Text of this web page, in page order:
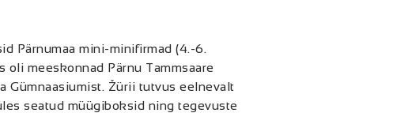
Pärnumaa mini-minifirmad (4.-6.
meeskonnad Pärnu Tammsaare
Gümnaasiumist. Žürii tutvus eelnevalt
seatud müügiboksid ning tegevuste